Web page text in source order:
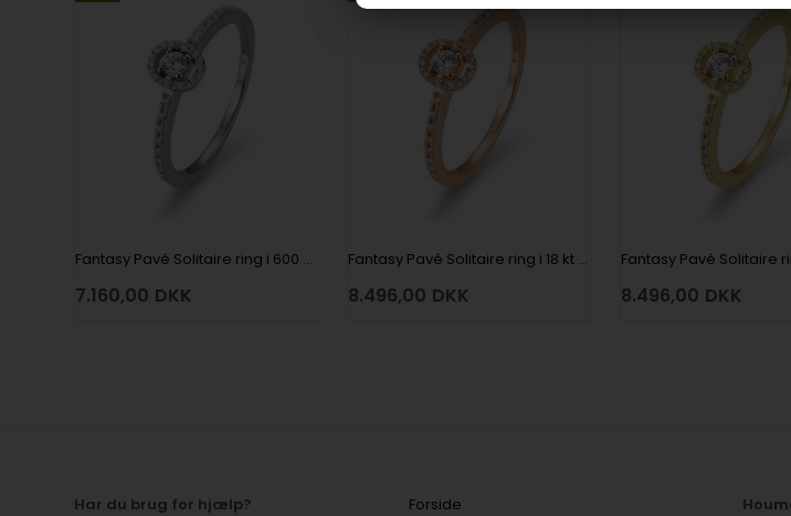
Fantasy Pavé Solitaire ring i 600 platin med 0,08 ct center og total 0,22 ct Diamanter fra Houmann Diamond Collection i 600 platin
7.160,00 DKK
Fantasy Pavé Solitaire ring i 18 kt rosaguld med 0,08 ct center og total 0,22 ct Diamanter fra Houmann Diamond Collection i 18 kt rosaguld
8.496,00 DKK 8.496,00 DKK
Har du brug for hjælp? Forside